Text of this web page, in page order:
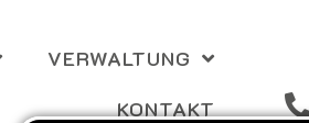
VERWALTUNG
KONTAKT